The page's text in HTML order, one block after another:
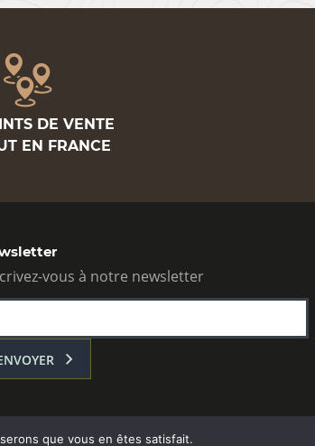
DE VENTE
EN FRANCE
vous à notre newsletter
que vous en êtes satisfait.